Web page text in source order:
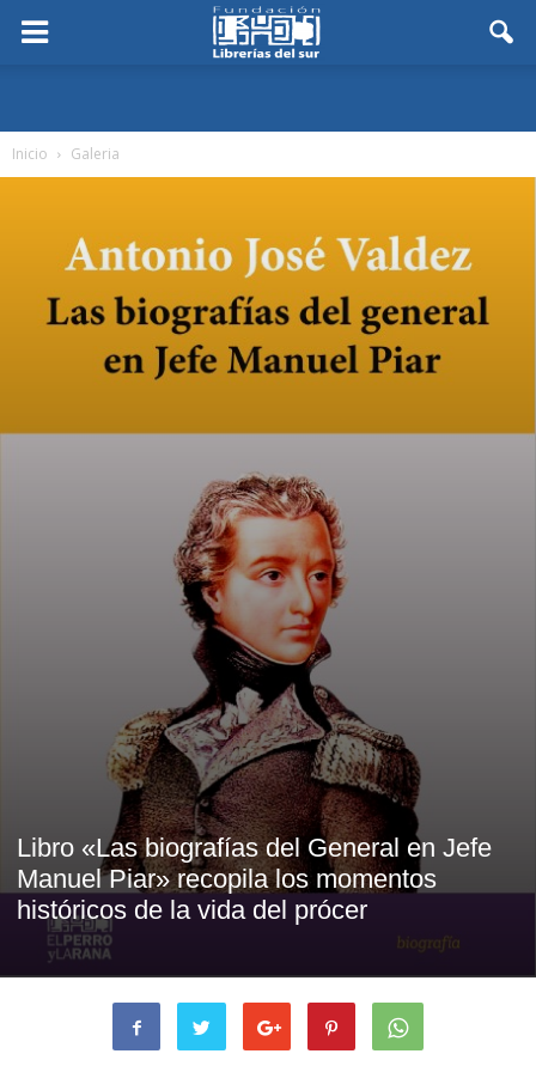
Inicio Galeria
Libro «Las biografías del General en Jefe
Manuel Piar» recopila los momentos
históricos de la vida del prócer